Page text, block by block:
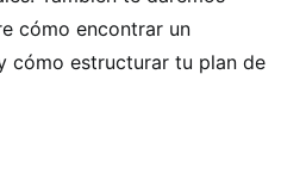
cómo encontrar un
cómo estructurar tu plan de